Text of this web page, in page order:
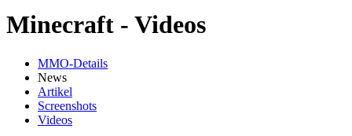
Minecraft - Videos
MMO-Details
News
Artikel
Screenshots
Videos